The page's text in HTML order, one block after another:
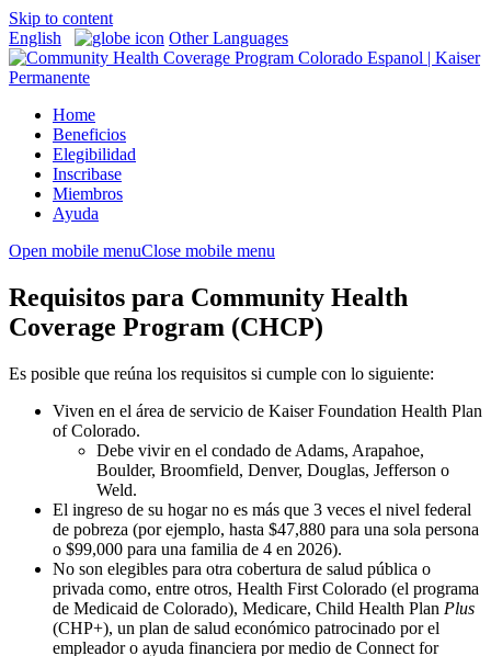
Skip to content
English
Other Languages
Home
Beneficios
Elegibilidad
Inscribase
Miembros
Ayuda
Open mobile menuClose mobile menu
Requisitos para Community Health
Coverage Program (CHCP)
Es posible que reúna los requisitos si cumple con lo siguiente:
Viven en el área de servicio de Kaiser Foundation Health Plan
of Colorado.
Debe vivir en el condado de Adams, Arapahoe,
Boulder, Broomfield, Denver, Douglas, Jefferson o
Weld.
El ingreso de su hogar no es más que 3 veces el nivel federal
de pobreza (por ejemplo, hasta $47,880 para una sola persona
o $99,000 para una familia de 4 en 2026).
No son elegibles para otra cobertura de salud pública o
privada como, entre otros, Health First Colorado (el programa
de Medicaid de Colorado), Medicare, Child Health Plan Plus
(CHP+), un plan de salud económico patrocinado por el
empleador o ayuda financiera por medio de Connect for